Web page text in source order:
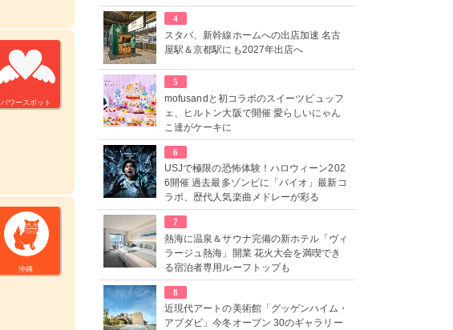
パワースポット
沖縄
4
スタバ、新幹線ホームへの出店加速 名古
屋駅＆京都駅にも2027年出店へ
5
mofusandと初コラボのスイーツビュッフ
ェ、ヒルトン大阪で開催 愛らしいにゃん
こ達がケーキに
6
USJで極限の恐怖体験！ハロウィーン202
6開催 過去最多ゾンビに「バイオ」最新コ
ラボ、歴代人気楽曲メドレーが彩る
7
熱海に温泉＆サウナ完備の新ホテル「ヴィ
ラージュ熱海」開業 花火大会を満喫でき
る宿泊者専用ルーフトップも
8
近現代アートの美術館「グッゲンハイム・
アブダビ」今冬オープン 30のギャラリー